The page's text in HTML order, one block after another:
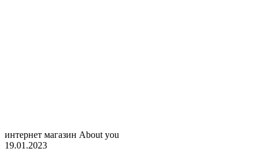
интернет магазин About you
19.01.2023